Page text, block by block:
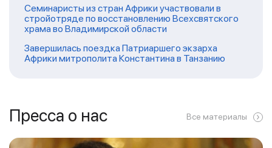
Семинаристы из стран Африки участвовали в
стройотряде по восстановлению Всехсвятского
храма во Владимирской области
Завершилась поездка Патриаршего экзарха
Африки митрополита Константина в Танзанию
Пресса о нас Все материалы